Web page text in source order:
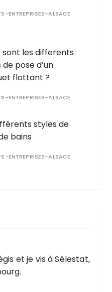
ENTREPRISES-ALSACE
sont les differents
pose d’un
flottant ?
ENTREPRISES-ALSACE
styles de
bains
ENTREPRISES-ALSACE
et je vis à Sélestat,